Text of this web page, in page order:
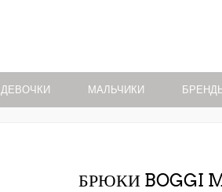
ДЕВОЧКИ МАЛЬЧИКИ
БРЮКИ BOGGI